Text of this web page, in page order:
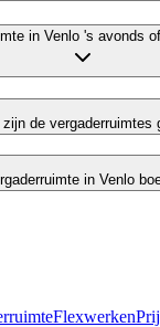
in Venlo 's avonds
de vergaderruimtes
in Venlo
Flexwerken